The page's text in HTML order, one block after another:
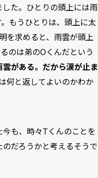
た。ひとりの頭上には雨
もうひとりは、頭上に太
を求めると、雨雲が頭上
のは弟のOくんだという
雲がある。だから涙が止ま
何と返してよいのかわか
も、時々Tくんのことを
だろうかと考えるそうで